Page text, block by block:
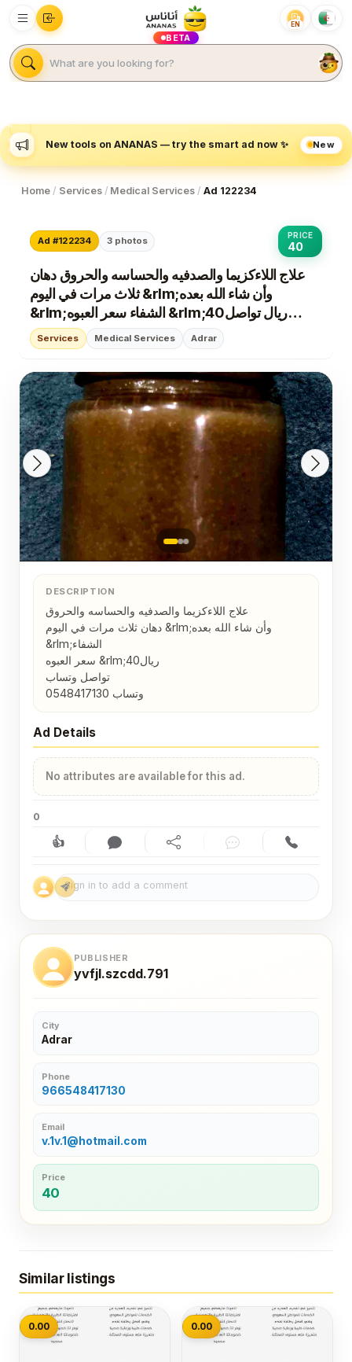
EN
BETA
New tools on ANANAS — try the smart ad now ✨ New
Home / Services / Medical Services / Ad 122234
Ad #122234 3 photos
PRICE
40
علاج اللاءكزيما والصدفيه والحساسه والحروق دهان
ثلاث مرات في اليوم &rlm;وأن شاء الله بعده
&rlm;الشفاء سعر العبوه &rlm;40ريال تواصل
وتساب وتساب 0548417130
Services Medical Services Adrar
DESCRIPTION
علاج اللاءكزيما والصدفيه والحساسه والحروق
دهان ثلاث مرات في اليوم &rlm;وأن شاء الله بعده
&rlm;الشفاء
سعر العبوه &rlm;40ريال
تواصل وتساب
وتساب 0548417130
Ad Details
No attributes are available for this ad.
0
👍
Like (0) Comment (0)Share Chat Contact
PUBLISHER
yvfjl.szcdd.791
City
Adrar
Phone
966548417130
Email
v.1v.1@hotmail.com
Price
40
Similar listings
0.00 0.00